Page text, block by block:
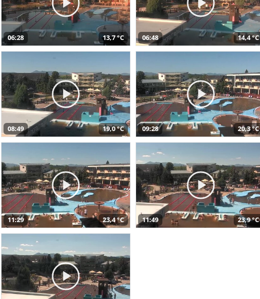
06:28 13,7 °C 06:48 14,4 °C
08:49 19,0 °C 09:28 20,3 °C
11:29 23,4 °C 11:49 23,9 °C